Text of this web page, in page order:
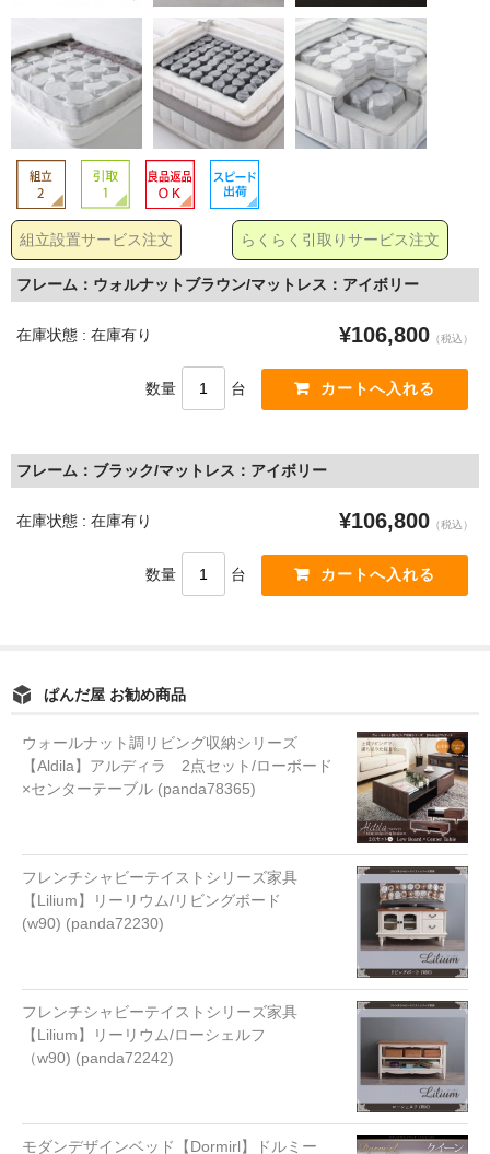
らくらく引取りサービス注文
組立設置サービス注文
フレーム：ウォルナットブラウン/マットレス：アイボリー
在庫状態 : 在庫有り ¥106,800 （税込）
数量 台
フレーム：ブラック/マットレス：アイボリー
在庫状態 : 在庫有り ¥106,800 （税込）
数量 台
ぱんだ屋 お勧め商品
ウォールナット調リビング収納シリーズ
【Aldila】アルディラ 2点セット/ローボード
×センターテーブル (panda78365)
フレンチシャビーテイストシリーズ家具
【Lilium】リーリウム/リビングボード
(w90) (panda72230)
フレンチシャビーテイストシリーズ家具
【Lilium】リーリウム/ローシェルフ
（w90) (panda72242)
モダンデザインベッド【Dormirl】ドルミー